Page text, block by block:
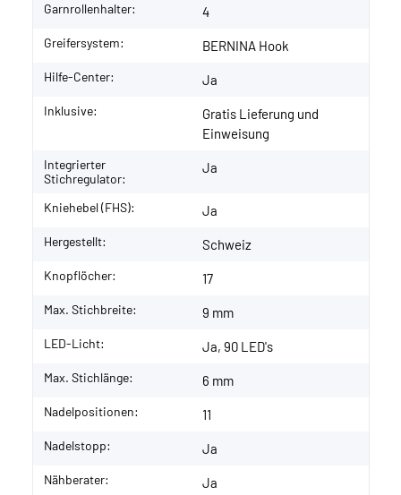
Garnrollenhalter: 4
Greifersystem: BERNINA Hook
Hilfe-Center: Ja
Inklusive:
Gratis Lieferung und
Einweisung
Integrierter
Stichregulator:
Ja
Kniehebel (FHS): Ja
Hergestellt: Schweiz
Knopflöcher: 17
Max. Stichbreite: 9 mm
LED-Licht: Ja, 90 LED's
Max. Stichlänge: 6 mm
Nadelpositionen: 11
Nadelstopp: Ja
Nähberater: Ja